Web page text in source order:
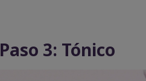
Paso 3: Tónico